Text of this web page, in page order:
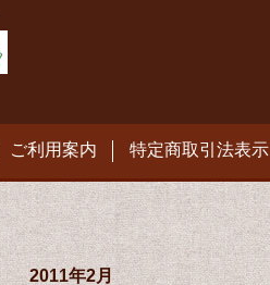
ご利用案内 特定商取引法表示
2011年2月